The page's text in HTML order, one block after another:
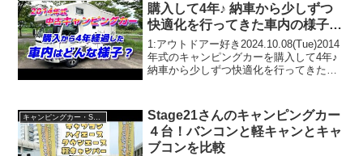
購入して4年♪ 納車から少しずつ
快適化を行ってきた車内の様子や
収納などをご紹介します😊
1:アウトドアー好き2024.10.08(Tue)2014
年式のキャンピングカーを購入して4年♪
納車から少しずつ快適化を行ってきた車
で！！2:アウトドアー好き2024.1...
キャンピングカー・SUV人気車種
Stage21さんのキャンピングカー
４台！バンコンと軽キャンとキャ
ブコンを比較